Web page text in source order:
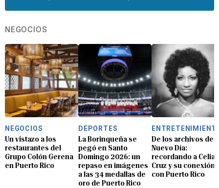
NEGOCIOS
NEGOCIOS
Un vistazo a los
restaurantes del
Grupo Colón Gerena
en Puerto Rico
DEPORTES
La Borinqueña se
pegó en Santo
Domingo 2026: un
repaso en imágenes
a las 34 medallas de
oro de Puerto Rico
De los archivos de
Nuevo Día:
recordando a Celia
Cruz y su conexión
con Puerto Rico